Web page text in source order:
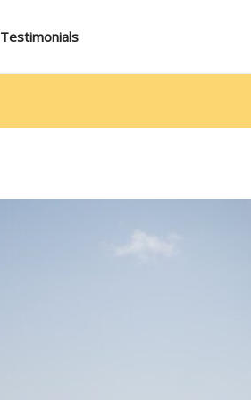
Testimonials